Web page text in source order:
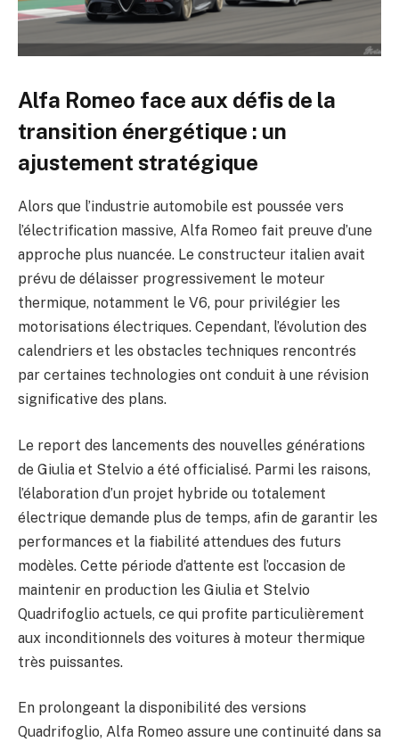
Alfa Romeo face aux défis de la
transition énergétique : un
ajustement stratégique
Alors que l’industrie automobile est poussée vers
l’électrification massive, Alfa Romeo fait preuve d’une
approche plus nuancée. Le constructeur italien avait
prévu de délaisser progressivement le moteur
thermique, notamment le V6, pour privilégier les
motorisations électriques. Cependant, l’évolution des
calendriers et les obstacles techniques rencontrés
par certaines technologies ont conduit à une révision
significative des plans.
Le report des lancements des nouvelles générations
de Giulia et Stelvio a été officialisé. Parmi les raisons,
l’élaboration d’un projet hybride ou totalement
électrique demande plus de temps, afin de garantir les
performances et la fiabilité attendues des futurs
modèles. Cette période d’attente est l’occasion de
maintenir en production les Giulia et Stelvio
Quadrifoglio actuels, ce qui profite particulièrement
aux inconditionnels des voitures à moteur thermique
très puissantes.
En prolongeant la disponibilité des versions
Quadrifoglio, Alfa Romeo assure une continuité dans sa